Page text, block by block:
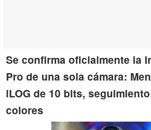
Se confirma oficialmente la
Pro de una sola cámara:
iLOG de 10 bits,
colores